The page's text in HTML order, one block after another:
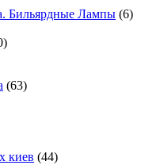
Бильярдные Лампы (6)
(63)
киев (44)